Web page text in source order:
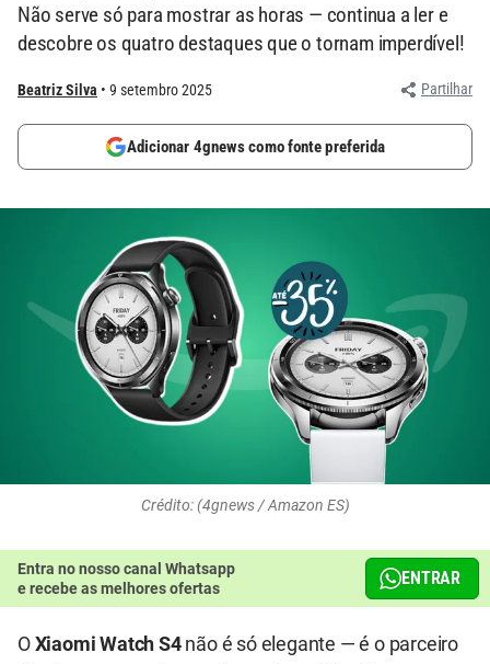
Não serve só para mostrar as horas — continua a ler e
descobre os quatro destaques que o tornam imperdível!
Beatriz Silva 9 setembro 2025 Partilhar
Adicionar 4gnews como fonte preferida
Crédito: (4gnews / Amazon ES)
Entra no nosso canal Whatsapp
e recebe as melhores ofertas
ENTRAR
O Xiaomi Watch S4não é só elegante — é o parceiro